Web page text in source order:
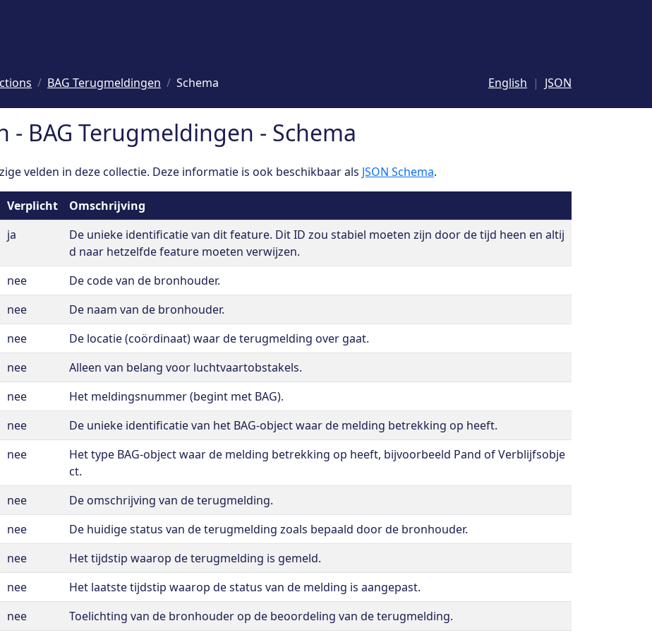
BAG Terugmeldingen Schema English JSON
- BAG Terugmeldingen - Schema
velden in deze collectie. Deze informatie is ook beschikbaar als JSON Schema.
Verplicht
Omschrijving
ja
De unieke identificatie van dit feature. Dit ID zou stabiel moeten zijn door de tijd heen en altij
d naar hetzelfde feature moeten verwijzen.
nee
De code van de bronhouder.
nee
De naam van de bronhouder.
nee
De locatie (coördinaat) waar de terugmelding over gaat.
nee
Alleen van belang voor luchtvaartobstakels.
nee
Het meldingsnummer (begint met BAG).
nee
De unieke identificatie van het BAG-object waar de melding betrekking op heeft.
nee
Het type BAG-object waar de melding betrekking op heeft, bijvoorbeeld Pand of Verblijfsobje
ct.
nee
De omschrijving van de terugmelding.
nee
De huidige status van de terugmelding zoals bepaald door de bronhouder.
nee
Het tijdstip waarop de terugmelding is gemeld.
nee
Het laatste tijdstip waarop de status van de melding is aangepast.
nee Toelichting van de bronhouder op de beoordeling van de terugmelding.